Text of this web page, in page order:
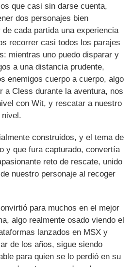
que casi sin darse cuenta,
dos personajes bien
cada partida una experiencia
recorrer casi todos los parajes
mientras uno puedo disparar y
a una distancia prudente,
enemigos cuerpo a cuerpo, algo
a Cless durante la aventura, nos
con Wit, y rescatar a nuestro
nivel.
construidos, y el tema de
y que fura capturado, convertía
reto de rescate, unido
nuestro personaje al recoger
para muchos en el mejor
algo realmente osado viendo el
lanzados en MSX y
de los años, sigue siendo
para quien se lo perdió en su